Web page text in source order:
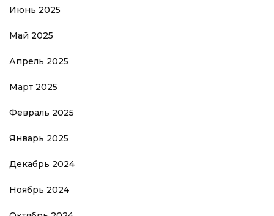
Июнь 2025
Май 2025
Апрель 2025
Март 2025
Февраль 2025
Январь 2025
Декабрь 2024
Ноябрь 2024